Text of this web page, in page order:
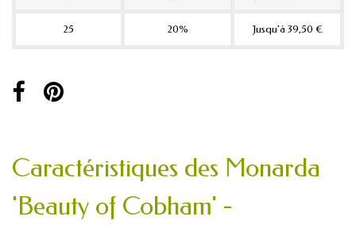
25 20% Jusqu'à 39,50 €
Caractéristiques des Monarda
'Beauty of Cobham' -